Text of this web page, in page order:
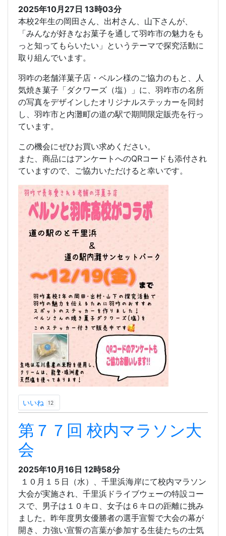
2025年10月27日 13時03分
本校2年生の岡田さん、出村さん、山下さんが、
「みんなが好きなお菓子を通して羽咋市の魅力をも
っと知ってもらいたい」というテーマで探究活動に
取り組んでいます。
羽咋の老舗洋菓子店・ベルン様のご協力のもと、人
気焼き菓子「ダクワーズ（塩）」に、羽咋市の名所
の写真をデザインしたオリジナルステッカーを同封
し、羽咋市と内灘町の道の駅で期間限定販売を行っ
ています。
この機会にぜひお買い求めください。
また、商品にはアンケートへのQRコードも添付され
ていますので、ご協力いただけると幸いです。
いいね 12
第７７回 校内マラソン大
会
2025年10月16日 12時58分
１０月１５日（水）、千里浜海岸にて校内マラソン
大会が実施され、千里浜ドライブウェーの特設コー
スで、男子は１０キロ、女子は６キロの距離に挑み
ました。昨年度男女優勝者の選手宣誓で大会の幕が
開き、力強い宣誓の言葉が参加する生徒たちの士気